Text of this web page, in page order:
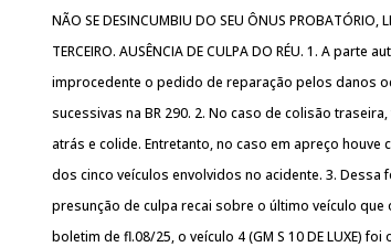
NÃO SE DESINCUMBIU DO SEU ÔNUS PROBATÓRIO,
TERCEIRO. AUSÊNCIA DE CULPA DO RÉU. 1. A
improcedente o pedido de reparação pelos danos
sucessivas na BR 290. 2. No caso de colisão
atrás e colide. Entretanto, no caso em apreço
dos cinco veículos envolvidos no acidente. 3.
presunção de culpa recai sobre o último veículo
boletim de fl.08/25, o veículo 4 (GM S 10 DE LUXE)